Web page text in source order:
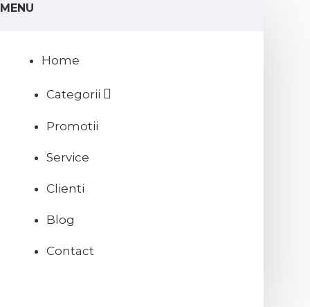
MENU
Home
Categorii
Promotii
Service
Clienti
Blog
Contact